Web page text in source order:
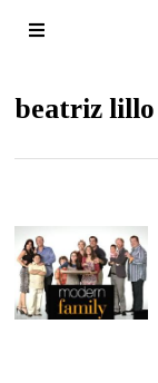
beatriz lillo